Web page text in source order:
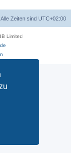
Alle Zeiten sind UTC+02:00
Limited